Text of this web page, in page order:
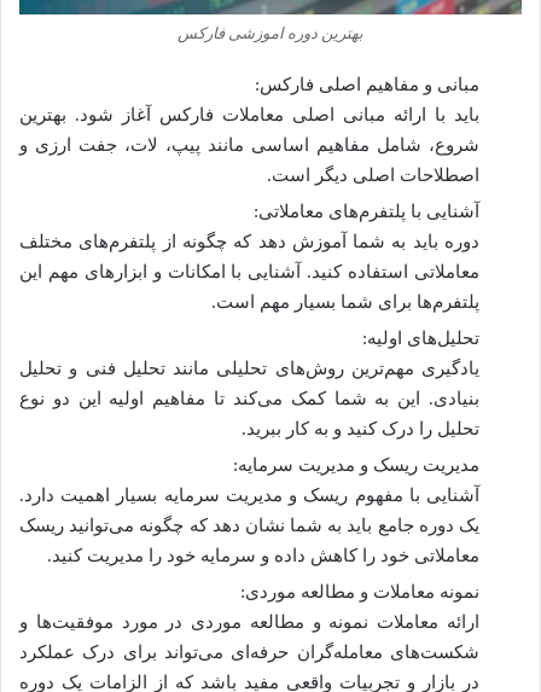
بهترین دوره اموزشی فارکس
مبانی و مفاهیم اصلی فارکس:
باید با ارائه مبانی اصلی معاملات فارکس آغاز شود. بهترین
شروع، شامل مفاهیم اساسی مانند پیپ، لات، جفت ارزی و
اصطلاحات اصلی دیگر است.
آشنایی با پلتفرم‌های معاملاتی:
دوره باید به شما آموزش دهد که چگونه از پلتفرم‌های مختلف
معاملاتی استفاده کنید. آشنایی با امکانات و ابزارهای مهم این
پلتفرم‌ها برای شما بسیار مهم است.
تحلیل‌های اولیه:
یادگیری مهم‌ترین روش‌های تحلیلی مانند تحلیل فنی و تحلیل
بنیادی. این به شما کمک می‌کند تا مفاهیم اولیه این دو نوع
تحلیل را درک کنید و به کار ببرید.
مدیریت ریسک و مدیریت سرمایه:
آشنایی با مفهوم ریسک و مدیریت سرمایه بسیار اهمیت دارد.
یک دوره جامع باید به شما نشان دهد که چگونه می‌توانید ریسک
معاملاتی خود را کاهش داده و سرمایه خود را مدیریت کنید.
نمونه معاملات و مطالعه موردی:
ارائه معاملات نمونه و مطالعه موردی در مورد موفقیت‌ها و
شکست‌های معامله‌گران حرفه‌ای می‌تواند برای درک عملکرد
در بازار و تجربیات واقعی مفید باشد که از الزامات یک دوره